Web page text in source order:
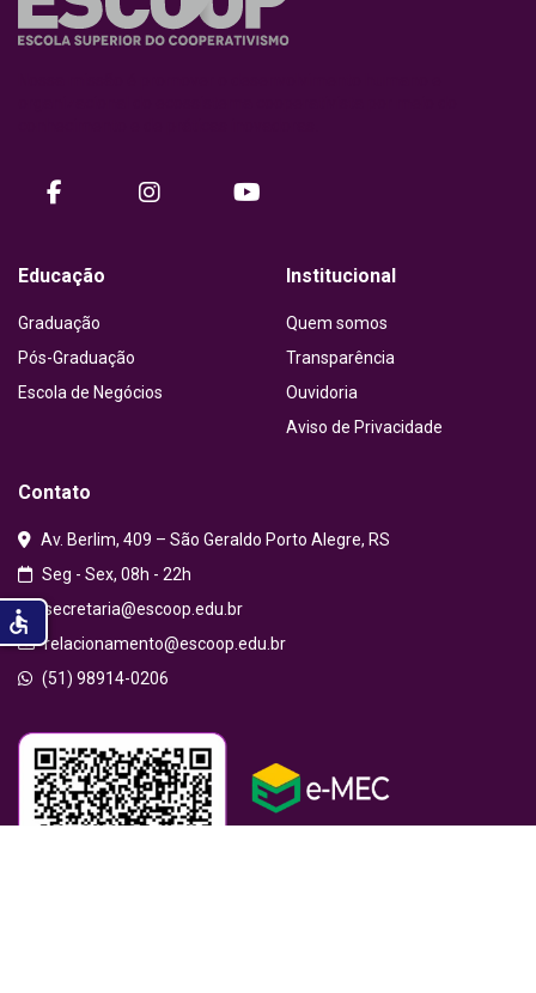
facebookinstagram
Educação
Graduação
Pós-Graduação
Escola de Negócios
Institucional
Quem somos
Transparência
Ouvidoria
Aviso de Privacidade
Contato
Av. Berlim, 409 – São Geraldo Porto Alegre, RS
Seg - Sex, 08h - 22h
secretaria@escoop.edu.br
relacionamento@escoop.edu.br
(51) 98914-0206
accessible